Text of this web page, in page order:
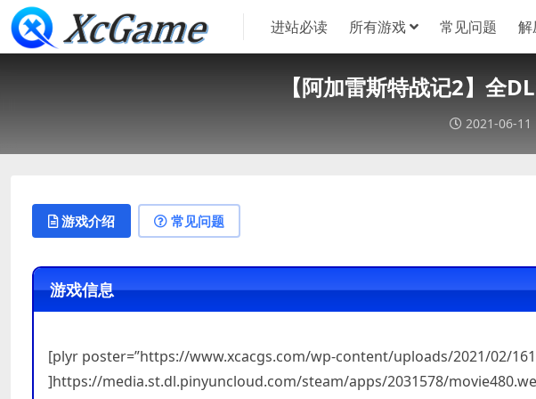
进站必读 所有游戏 常见问题 解
【阿加雷斯特战记2】
2021-06-11
游戏介绍 常见问题
游戏信息
[plyr poster=”https://www.xcacgs.com/wp-content/uploads/2021/02/
]https://media.st.dl.pinyuncloud.com/steam/apps/2031578/